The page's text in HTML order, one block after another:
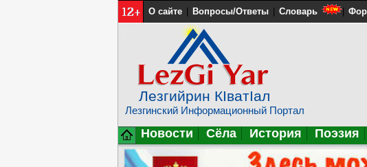
О сайте Вопросы/Ответы Словарь
Лезгийрин КIватIал
Лезгинский Информационный Портал
Новости Сёла История Поэзия